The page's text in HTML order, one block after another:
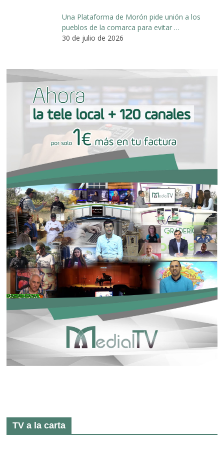
Una Plataforma de Morón pide unión a los
pueblos de la comarca para evitar …
30 de julio de 2026
TV a la carta